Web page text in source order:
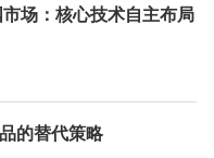
场：核心技术自主布局
的替代策略